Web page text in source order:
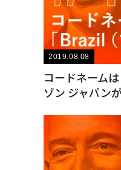
2019.08.08
コードネーム
ゾン ジャパン